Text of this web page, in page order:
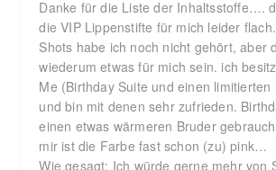
Danke für die Liste der Inhaltsstoffe….
die VIP Lippenstifte für mich leider
Shots habe ich noch nicht gehört, aber
wiederum etwas für mich sein. ich
Me (Birthday Suite und einen limitierten
und bin mit denen sehr zufrieden.
einen etwas wärmeren Bruder
mir ist die Farbe fast schon (zu) pink…
Wie gesagt: Ich würde gerne mehr von